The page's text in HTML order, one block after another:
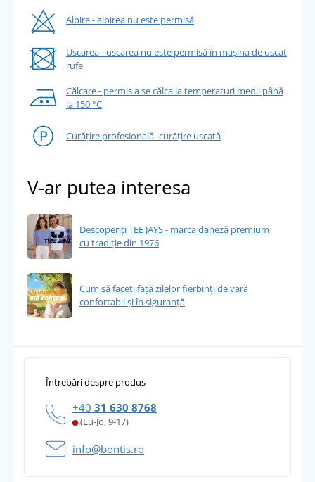
Albire - albirea nu este permisă
Uscarea - uscarea nu este permisă în mașina de uscat
rufe
Călcare - permis a se călca la temperaturi medii până
la 150 °C
Curățire profesională -curățire uscată
V-ar putea interesa
Descoperiți TEE JAYS - marca daneză premium
cu tradiție din 1976
Cum să faceți față zilelor fierbinți de vară
confortabil și în siguranță
Întrebări despre produs
+40 31 630 8768
(Lu-Jo, 9-17)
info@bontis.ro